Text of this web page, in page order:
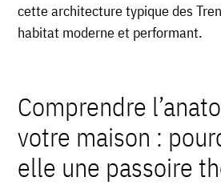
cette architecture typique des
habitat moderne et performant.
Comprendre
votre maison :
elle une passoire